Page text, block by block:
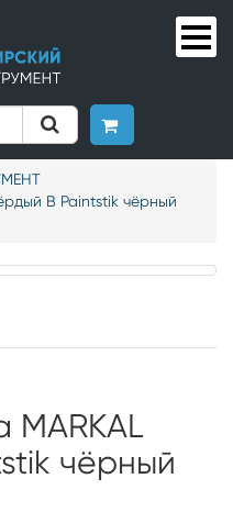
B Paintstik чёрный
чёрный